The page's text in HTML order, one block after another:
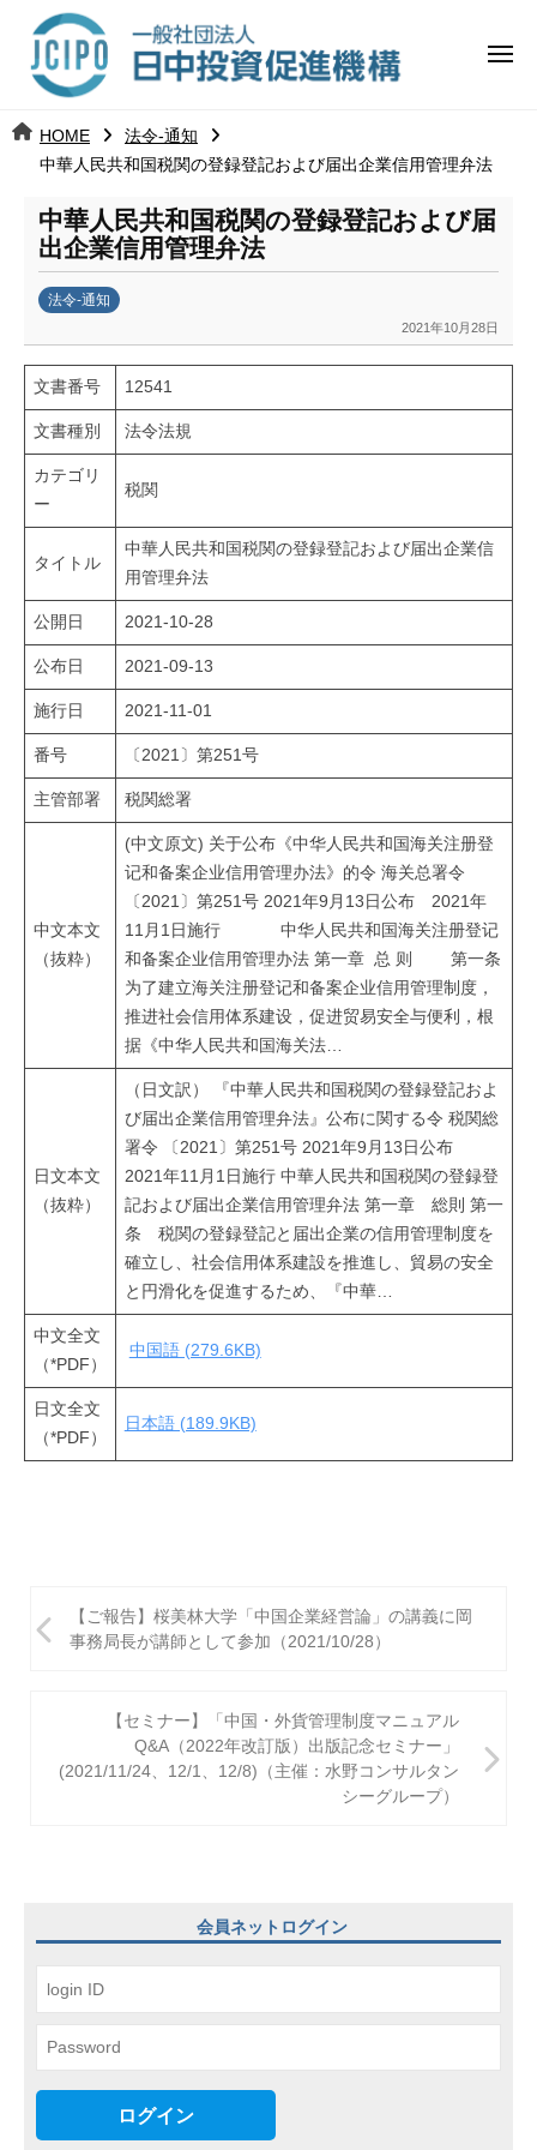
ツ 日
中
投
資
促
進
機
構
j
メ
HOME
法令-通知
中華人民共和国税関の登録登記および届出企業信用管理弁法
中華人民共和国税関の登録登記および届
出企業信用管理弁法
法令-通知
2021年10月28日
k
a
u
m
i
文書番号 12541
文書種別 法令法規
カテゴリ
ー
税関
タイトル
中華人民共和国税関の登録登記および届出企業信
用管理弁法
公開日 2021-10-28
公布日 2021-09-13
施行日 2021-11-01
番号 〔2021〕第251号
主管部署 税関総署
中文本文
（抜粋）
(中文原文) 关于公布《中华人民共和国海关注册登
记和备案企业信用管理办法》的令 海关总署令
〔2021〕第251号 2021年9月13日公布 2021年
11月1日施行 中华人民共和国海关注册登记
和备案企业信用管理办法 第一章 总 则 第一条
为了建立海关注册登记和备案企业信用管理制度，
推进社会信用体系建设，促进贸易安全与便利，根
据《中华人民共和国海关法…
日文本文
（抜粋）
（日文訳） 『中華人民共和国税関の登録登記およ
び届出企業信用管理弁法』公布に関する令 税関総
署令 〔2021〕第251号 2021年9月13日公布
2021年11月1日施行 中華人民共和国税関の登録登
記および届出企業信用管理弁法 第一章 総則 第一
条 税関の登録登記と届出企業の信用管理制度を
確立し、社会信用体系建設を推進し、貿易の安全
と円滑化を促進するため、『中華…
中文全文
（*PDF）
中国語 (279.6KB)
日文全文
（*PDF）
日本語 (189.9KB)
稿
【ご報告】桜美林大学「中国企業経営論」の講義に岡
事務局長が講師として参加（2021/10/28）
【セミナー】「中国・外貨管理制度マニュアル
Q&A（2022年改訂版）出版記念セミナー」
(2021/11/24、12/1、12/8)（主催：水野コンサルタン
シーグループ）
会員ネットログイン
ログイン
日
中
資
進
機
構